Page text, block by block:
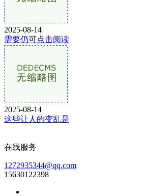
2025-08-14
需要仍可点击阅读
2025-08-14
这些让人的变乱是
在线服务
1272935344@qq.com
15630122398